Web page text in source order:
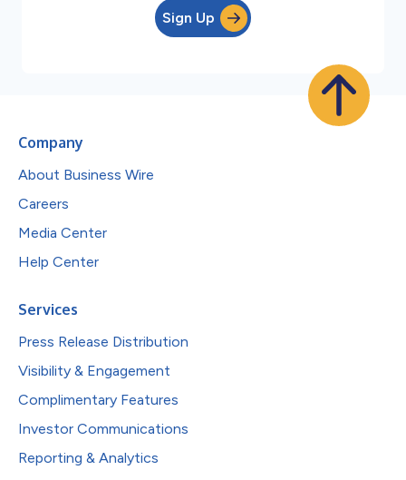
Sign Up
Company
About Business Wire
Careers
Media Center
Help Center
Services
Press Release Distribution
Visibility & Engagement
Complimentary Features
Investor Communications
Reporting & Analytics